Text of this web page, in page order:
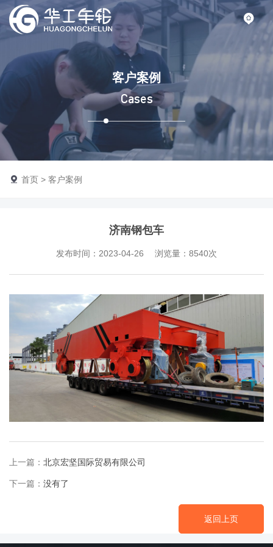
客户案例
Cases
首页 > 客户案例
济南钢包车
发布时间：2023-04-26 浏览量：8540次
上一篇： 北京宏坚国际贸易有限公司
下一篇： 没有了
返回上页